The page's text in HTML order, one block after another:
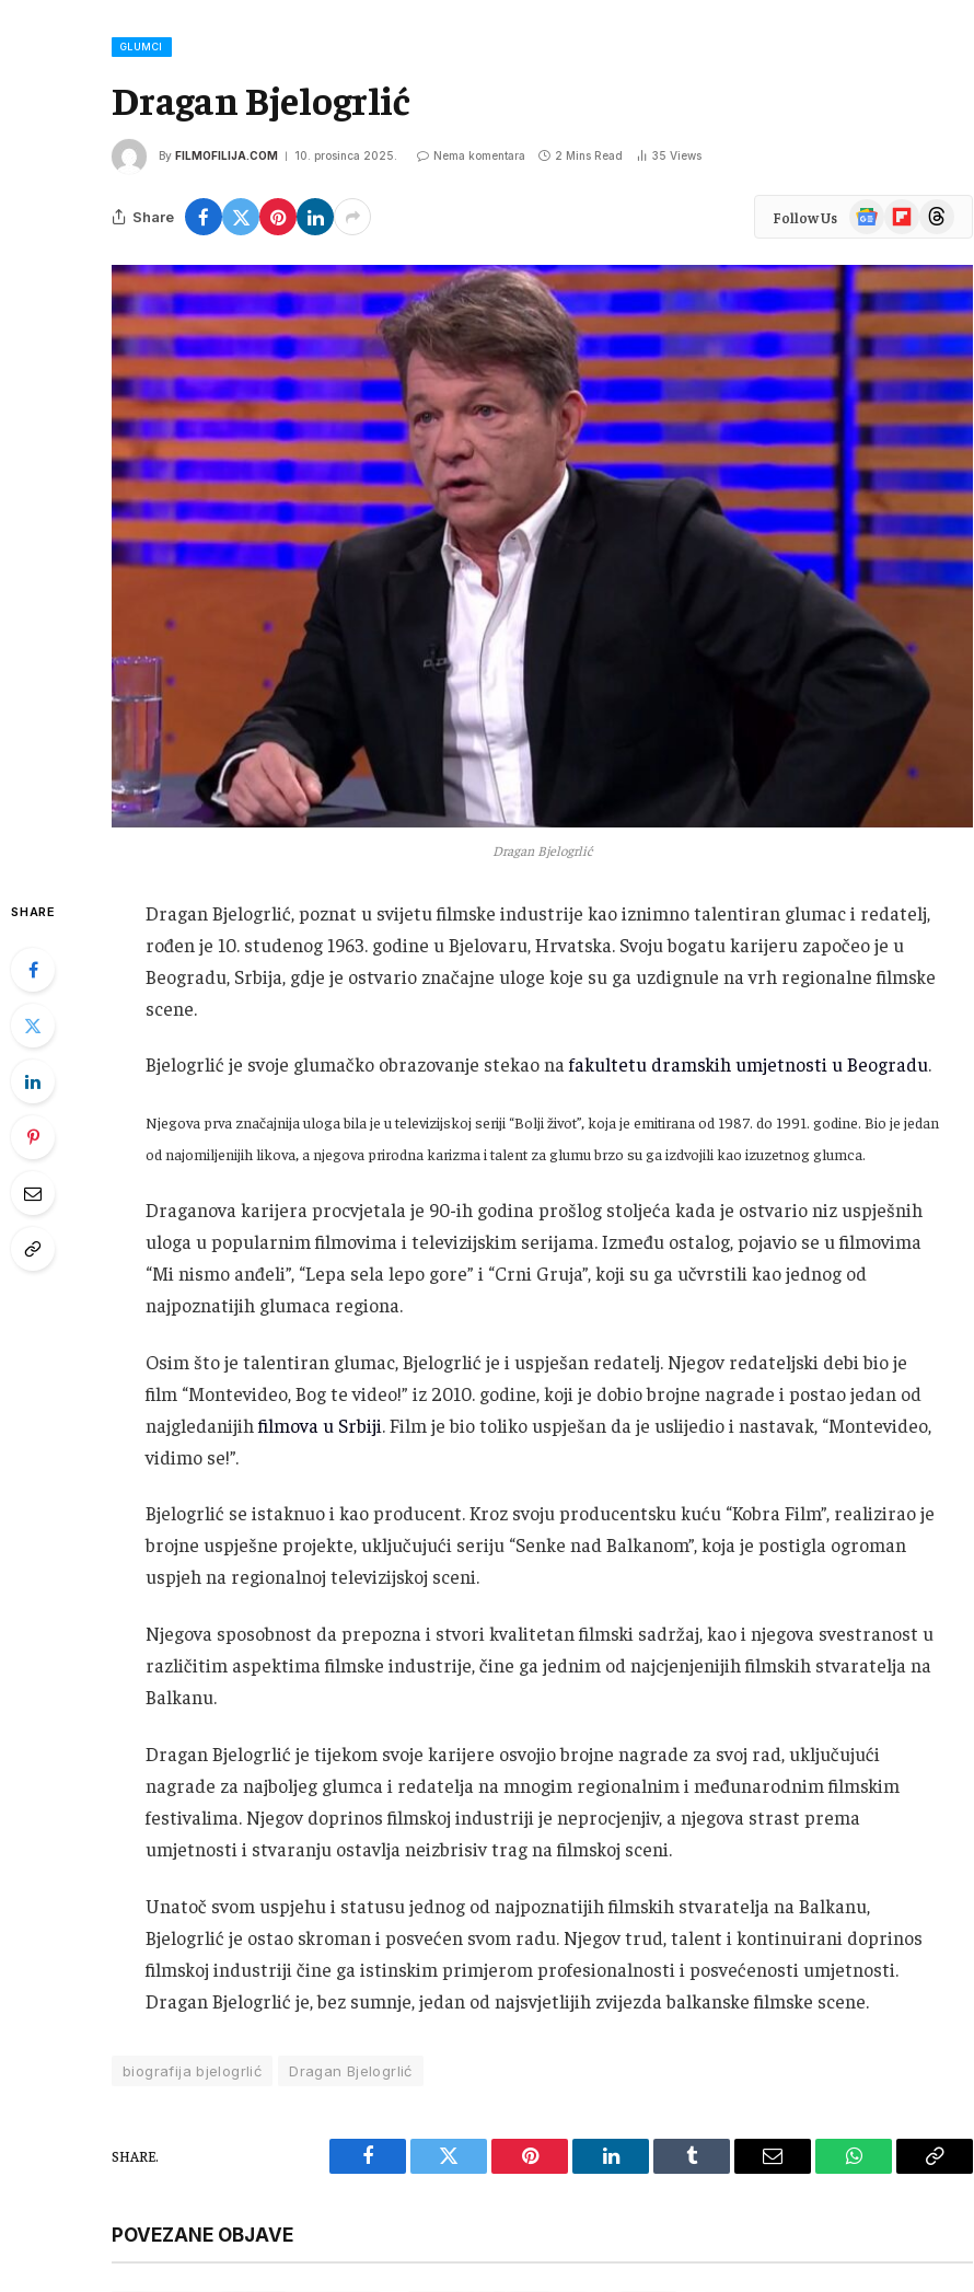
GLUMCI
Dragan Bjelogrlić
By FILMOFILIJA.COM 10. prosinca 2025. Nema komentara 2 Mins Read 35 Views
Share Follow Us
Google
News
FlipboardThreads
Dragan Bjelogrlić
SHARE
Dragan Bjelogrlić, poznat u svijetu filmske industrije kao iznimno talentiran glumac i redatelj,
rođen je 10. studenog 1963. godine u Bjelovaru, Hrvatska. Svoju bogatu karijeru započeo je u
Beogradu, Srbija, gdje je ostvario značajne uloge koje su ga uzdignule na vrh regionalne filmske
scene.
Bjelogrlić je svoje glumačko obrazovanje stekao na fakultetu dramskih umjetnosti u Beogradu.
Njegova prva značajnija uloga bila je u televizijskoj seriji “Bolji život”, koja je emitirana od 1987. do 1991. godine. Bio je jedan
od najomiljenijih likova, a njegova prirodna karizma i talent za glumu brzo su ga izdvojili kao izuzetnog glumca.
Draganova karijera procvjetala je 90-ih godina prošlog stoljeća kada je ostvario niz uspješnih
uloga u popularnim filmovima i televizijskim serijama. Između ostalog, pojavio se u filmovima
“Mi nismo anđeli”, “Lepa sela lepo gore” i “Crni Gruja”, koji su ga učvrstili kao jednog od
najpoznatijih glumaca regiona.
Osim što je talentiran glumac, Bjelogrlić je i uspješan redatelj. Njegov redateljski debi bio je
film “Montevideo, Bog te video!” iz 2010. godine, koji je dobio brojne nagrade i postao jedan od
najgledanijih filmova u Srbiji. Film je bio toliko uspješan da je uslijedio i nastavak, “Montevideo,
vidimo se!”.
Bjelogrlić se istaknuo i kao producent. Kroz svoju producentsku kuću “Kobra Film”, realizirao je
brojne uspješne projekte, uključujući seriju “Senke nad Balkanom”, koja je postigla ogroman
uspjeh na regionalnoj televizijskoj sceni.
Njegova sposobnost da prepozna i stvori kvalitetan filmski sadržaj, kao i njegova svestranost u
različitim aspektima filmske industrije, čine ga jednim od najcjenjenijih filmskih stvaratelja na
Balkanu.
Dragan Bjelogrlić je tijekom svoje karijere osvojio brojne nagrade za svoj rad, uključujući
nagrade za najboljeg glumca i redatelja na mnogim regionalnim i međunarodnim filmskim
festivalima. Njegov doprinos filmskoj industriji je neprocjenjiv, a njegova strast prema
umjetnosti i stvaranju ostavlja neizbrisiv trag na filmskoj sceni.
Unatoč svom uspjehu i statusu jednog od najpoznatijih filmskih stvaratelja na Balkanu,
Bjelogrlić je ostao skroman i posvećen svom radu. Njegov trud, talent i kontinuirani doprinos
filmskoj industriji čine ga istinskim primjerom profesionalnosti i posvećenosti umjetnosti.
Dragan Bjelogrlić je, bez sumnje, jedan od najsvjetlijih zvijezda balkanske filmske scene.
biografija bjelogrlić Dragan Bjelogrlić
SHARE.
Facebook Twitter Pinterest LinkedIn Tumblr Email WhatsAppCopy
POVEZANE OBJAVE